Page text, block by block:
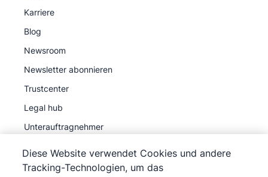
Karriere
Blog
Newsroom
Newsletter abonnieren
Trustcenter
Legal hub
Unterauftragnehmer
Diese Website verwendet Cookies und andere
Tracking-Technologien, um das